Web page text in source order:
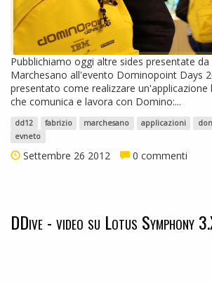
Pubblichiamo oggi altre sides presentate da
Marchesano all'evento Dominopoint Days
presentato come realizzare un'applicazione
che comunica e lavora con Domino:...
dd12 fabrizio marchesano applicazioni
evneto
Settembre 26 2012 0 commenti
DDive - video su Lotus Symphony